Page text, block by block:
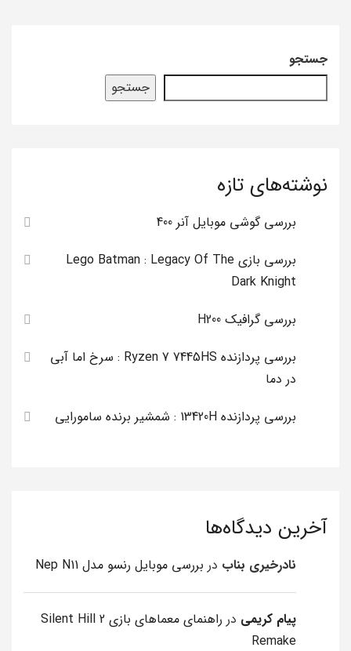
جستجو
جستجو
نوشته‌های تازه
بررسی گوشی موبایل آنر 400
بررسی بازی Lego Batman : Legacy Of The
Dark Knight
بررسی گرافیک H200
بررسی پردازنده Ryzen 7 7445HS : سرخ اما آبی
در دما
بررسی پردازنده 13420H : شمشیر برنده سامورایی
آخرین دیدگاه‌ها
نادرخیری بناب در بررسی موبایل رنسو مدل Nep N11
پیام کریمی در
راهنمای معماهای بازی Silent Hill 2
Remake